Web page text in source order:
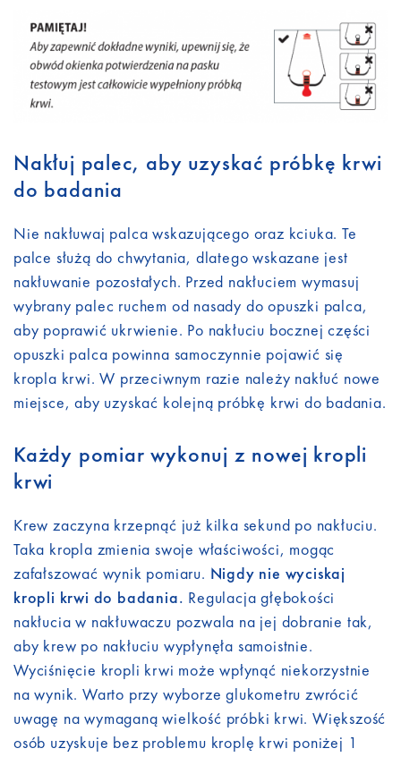
Nakłuj palec, aby uzyskać próbkę krwi
do badania
Nie nakłuwaj palca wskazującego oraz kciuka. Te
palce służą do chwytania, dlatego wskazane jest
nakłuwanie pozostałych. Przed nakłuciem wymasuj
wybrany palec ruchem od nasady do opuszki palca,
aby poprawić ukrwienie. Po nakłuciu bocznej części
opuszki palca powinna samoczynnie pojawić się
kropla krwi. W przeciwnym razie należy nakłuć nowe
miejsce, aby uzyskać kolejną próbkę krwi do badania.
Każdy pomiar wykonuj z nowej kropli
krwi
Krew zaczyna krzepnąć już kilka sekund po nakłuciu.
Taka kropla zmienia swoje właściwości, mogąc
zafałszować wynik pomiaru. Nigdy nie wyciskaj
kropli krwi do badania. Regulacja głębokości
nakłucia w nakłuwaczu pozwala na jej dobranie tak,
aby krew po nakłuciu wypłynęła samoistnie.
Wyciśnięcie kropli krwi może wpłynąć niekorzystnie
na wynik. Warto przy wyborze glukometru zwrócić
uwagę na wymaganą wielkość próbki krwi. Większość
osób uzyskuje bez problemu kroplę krwi poniżej 1